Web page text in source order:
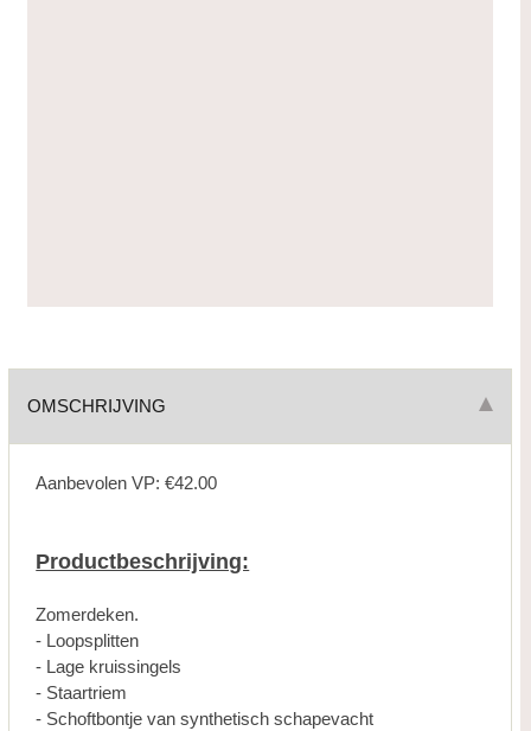
OMSCHRIJVING
Aanbevolen VP: €42.00
Productbeschrijving:
Zomerdeken.
- Loopsplitten
- Lage kruissingels
- Staartriem
- Schoftbontje van synthetisch schapevacht